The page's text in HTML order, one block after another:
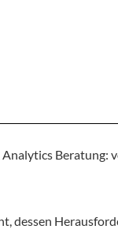
Beratung:
dessen